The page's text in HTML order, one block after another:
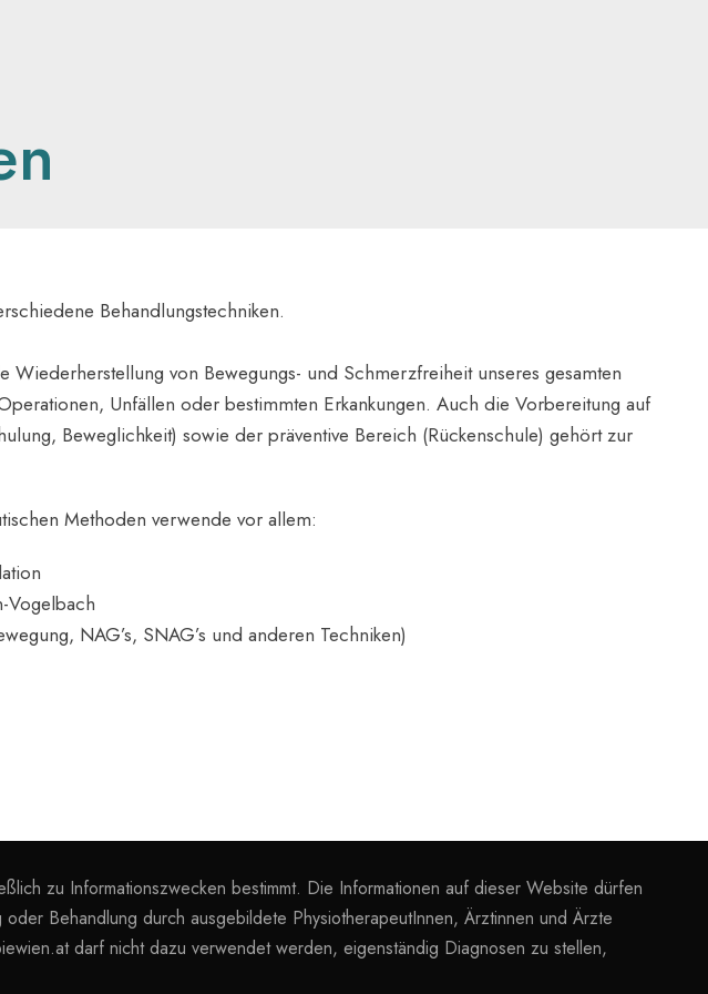
Behandlungstechniken.
Wiederherstellung von Bewegungs- und Schmerzfreiheit unseres gesamten
Unfällen oder bestimmten Erkankungen. Auch die Vorbereitung auf
Beweglichkeit) sowie der präventive Bereich (Rückenschule) gehört zur
Methoden verwende vor allem:
Vogelbach
NAG’s, SNAG’s und anderen Techniken)
zu Informationszwecken bestimmt. Die Informationen auf dieser Website dürfen
Behandlung durch ausgebildete PhysiotherapeutInnen, Ärztinnen und Ärzte
darf nicht dazu verwendet werden, eigenständig Diagnosen zu stellen,